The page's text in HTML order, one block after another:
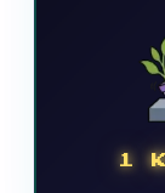
1